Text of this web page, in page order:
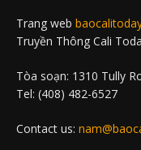
Trang web
Truyền Thông Cali
Tòa soạn: 1310 Tully
Tel: (408) 482-6527
Contact us: